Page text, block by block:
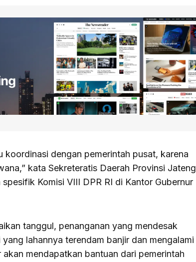
koordinasi dengan pemerintah pusat, karena
kata Sekreteratis Daerah Provinsi Jateng
Komisi VIII DPR RI di Kantor Gubernur
tanggul, penanganan yang mendesak
lahannya terendam banjir dan mengalami
mendapatkan bantuan dari pemerintah